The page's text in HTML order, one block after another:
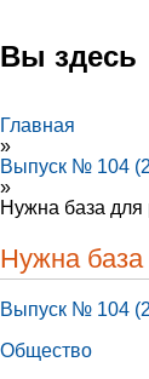
Вы здесь
Главная
»
Выпуск № 104
»
Нужна база для
Нужна база
Выпуск № 104
Общество